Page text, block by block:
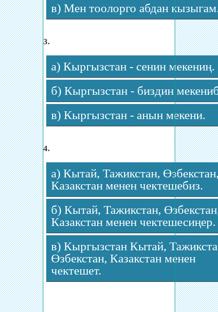
в) Мен тоолорго абдан
3.
а) Кыргызстан - сенин мекениң.
б) Кыргызстан - биздин
в) Кыргызстан - анын мекени.
4.
а) Кытай, Тажикстан,
Казакстан менен чектешебиз.
б) Кытай, Тажикстан,
Казакстан менен чектешесиңер.
в) Кыргызстан Кытай,
Өзбекстан, Казакстан менен
чектешет.